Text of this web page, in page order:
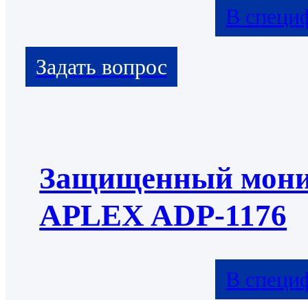
В
Защищенный
APLEX ADP-1176
В